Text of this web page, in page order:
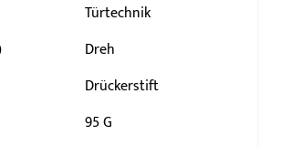
Türtechnik
Dreh
Drückerstift
95 G